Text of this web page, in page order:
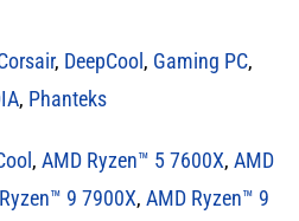
, DeepCool , Gaming PC,
, Phanteks
, AMD Ryzen™ 5 7600X, AMD
9 7900X, AMD Ryzen™ 9